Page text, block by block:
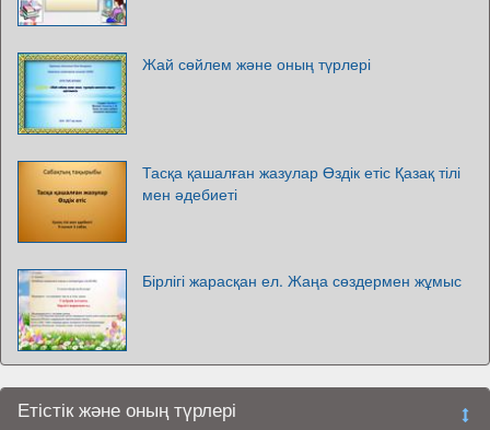
Жай сөйлем және оның түрлері
Тасқа қашалған жазулар Өздік етіс Қазақ тілі
мен әдебиеті
Бірлігі жарасқан ел. Жаңа сөздермен жұмыс
Етістік және оның түрлері